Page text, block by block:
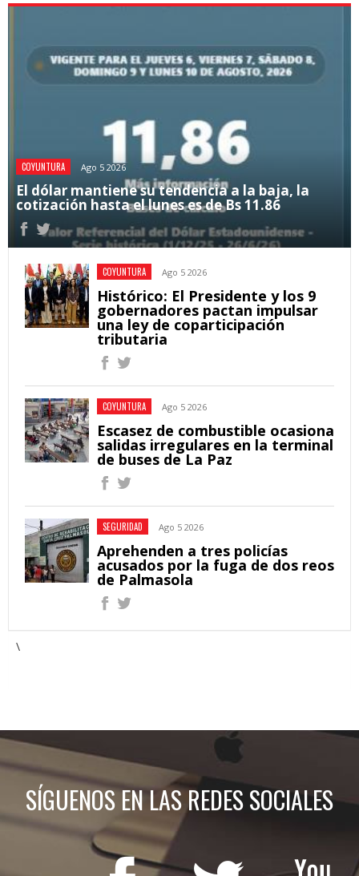
COYUNTURA Ago 5 2026
El dólar mantiene su tendencia a la baja, la
cotización hasta el lunes es de Bs 11.86
COYUNTURA Ago 5 2026
Histórico: El Presidente y los 9
gobernadores pactan impulsar
una ley de coparticipación
tributaria
COYUNTURA Ago 5 2026
Escasez de combustible ocasiona
salidas irregulares en la terminal
de buses de La Paz
SEGURIDAD Ago 5 2026
Aprehenden a tres policías
acusados por la fuga de dos reos
de Palmasola
\
SÍGUENOS EN LAS REDES SOCIALES